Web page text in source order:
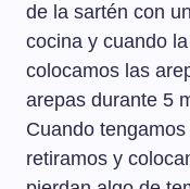
de la sartén con
cocina y cuando
colocamos las
arepas durante 5
Cuando
retiramos y